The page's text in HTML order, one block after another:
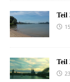
Teil
Teil